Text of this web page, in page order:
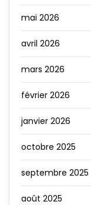
mai 2026
avril 2026
mars 2026
février 2026
janvier 2026
octobre 2025
septembre 2025
août 2025